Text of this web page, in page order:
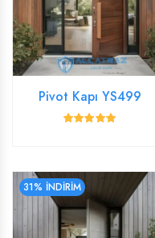
Pivot Kapı YS499
31% İNDİRİM